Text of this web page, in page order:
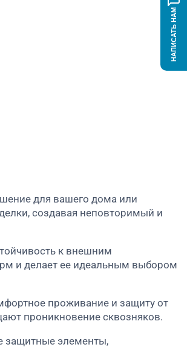
для вашего дома или
создавая неповторимый и
к внешним
и делает ее идеальным выбором
проживание и защиту от
проникновение сквозняков.
защитные элементы,
НАПИСАТЬ НАМ